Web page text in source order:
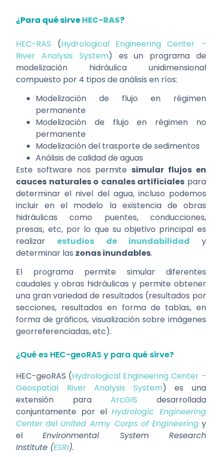
¿Para qué sirveHEC-RAS?
HEC-RAS (Hydrological Engineering Center –
River Analysis System) es un programa de
modelización hidráulica unidimensional
compuesto por 4 tipos de análisis en ríos:
Modelización de flujo en régimen
permanente
Modelización de flujo en régimen no
permanente
Modelización del trasporte de sedimentos
Análisis de calidad de aguas
Este software nos permite simular flujos en
cauces naturales o canales artificiales para
determinar el nivel del agua, incluso podemos
incluir en el modelo la existencia de obras
hidráulicas como puentes, conducciones,
presas, etc, por lo que su objetivo principal es
realizar estudios de inundabilidad y
determinar las zonas inundables.
El programa permite simular diferentes
caudales y obras hidráulicas y permite obtener
una gran variedad de resultados (resultados por
secciones, resultados en forma de tablas, en
forma de gráficos, visualización sobre imágenes
georreferenciadas, etc).
¿Qué es HEC-geoRAS y para qué sirve?
HEC-geoRAS (Hydrological Engineering Center –
Geospatial River Analysis System) es una
extensión paraArcGIS desarrollada
conjuntamente por elHydrologic Engineering
Centerdel United Army Corps of Engineeringy
elEnvironmental System Research
Institute (ESRI).